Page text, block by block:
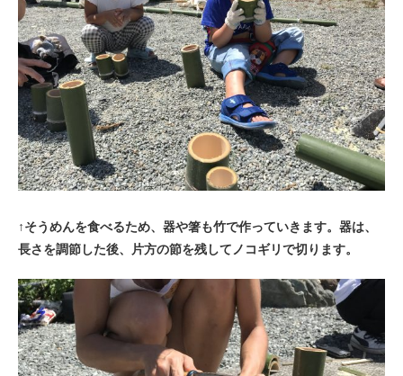
↑そうめんを食べるため、器や箸も竹で作っていきます。器は、
長さを調節した後、片方の節を残してノコギリで切ります。